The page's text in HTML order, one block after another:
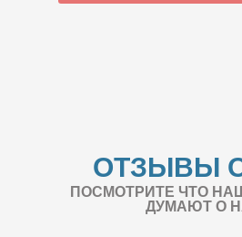
ОТЗЫВЫ
ПОСМОТРИТЕ ЧТО
ДУМАЮТ О